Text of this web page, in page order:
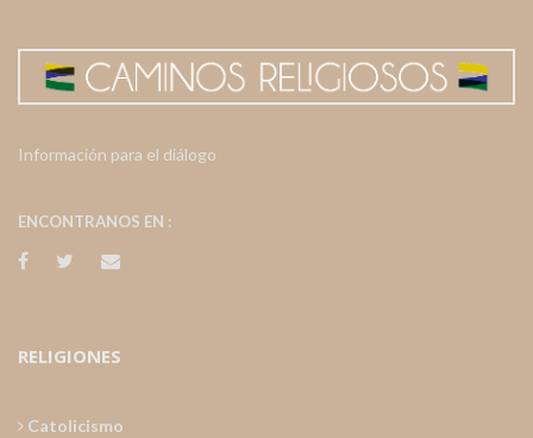
Información para el diálogo
ENCONTRANOS EN :
RELIGIONES
Catolicismo